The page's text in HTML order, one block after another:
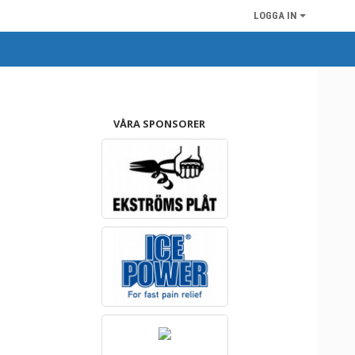
LOGGA IN
VÅRA SPONSORER